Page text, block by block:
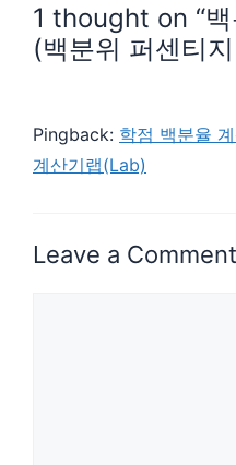
1 thought on “
(백분위 퍼센티
Pingback: 학점 백분율
계산기랩(Lab)
Leave a Comment